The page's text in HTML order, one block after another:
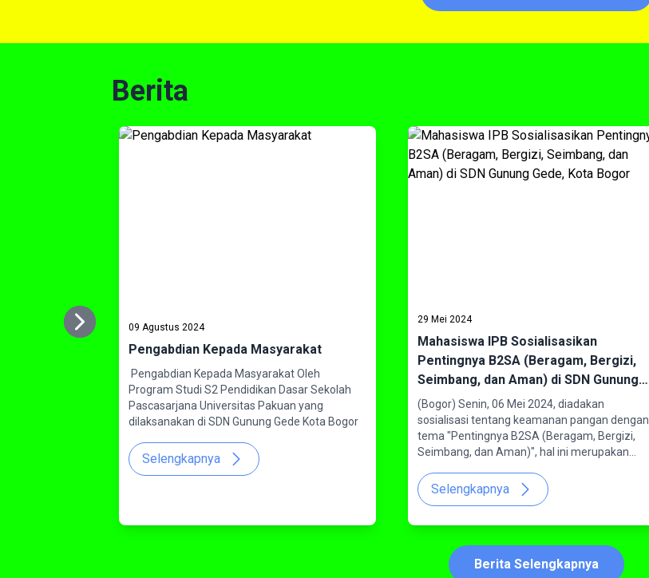
Berita
09 Agustus 2024
Pengabdian Kepada Masyarakat
Pengabdian Kepada Masyarakat Oleh
Program Studi S2 Pendidikan Dasar Sekolah
Pascasarjana Universitas Pakuan yang
dilaksanakan di SDN Gunung Gede Kota Bogor
Selengkapnya
29 Mei 2024
Mahasiswa IPB Sosialisasikan
Pentingnya B2SA (Beragam, Bergizi,
Seimbang, dan Aman) di SDN Gunung
Gede, Kota Bogor
(Bogor) Senin, 06 Mei 2024, diadakan
sosialisasi tentang keamanan pangan dengan
tema "Pentingnya B2SA (Beragam, Bergizi,
Seimbang, dan Aman)", hal ini merupakan
Jaminan Mutu Pangan (SJMP) Sekolah Vokasi
IPB dapat membantu pengembangan siswa di
memberikan wawasan dan mengembangkan
perbaikan pada beberapa aspek jenis
Selengkapnya
Berita Selengkapnya
Next